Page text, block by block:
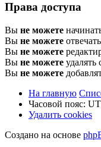
Права доступа
Вы не можете
Вы не можете
Вы не можете
Вы не можете
Вы не можете
На главную
Часовой пояс:
Удалить cookies
Создано на основе